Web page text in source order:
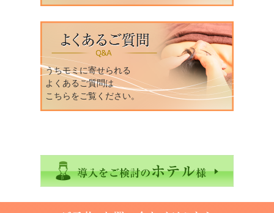
うちモミに寄せられる
よくあるご質問は
こちらをご覧ください。